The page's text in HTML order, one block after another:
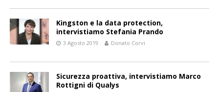
Kingston e la data protection,
intervistiamo Stefania Prando
3 Agosto 2019 Donato Corvi
Sicurezza proattiva, intervistiamo Marco
Rottigni di Qualys